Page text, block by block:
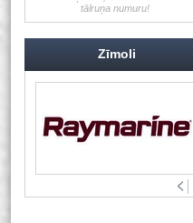
tālruņa numuru!
Zīmoli